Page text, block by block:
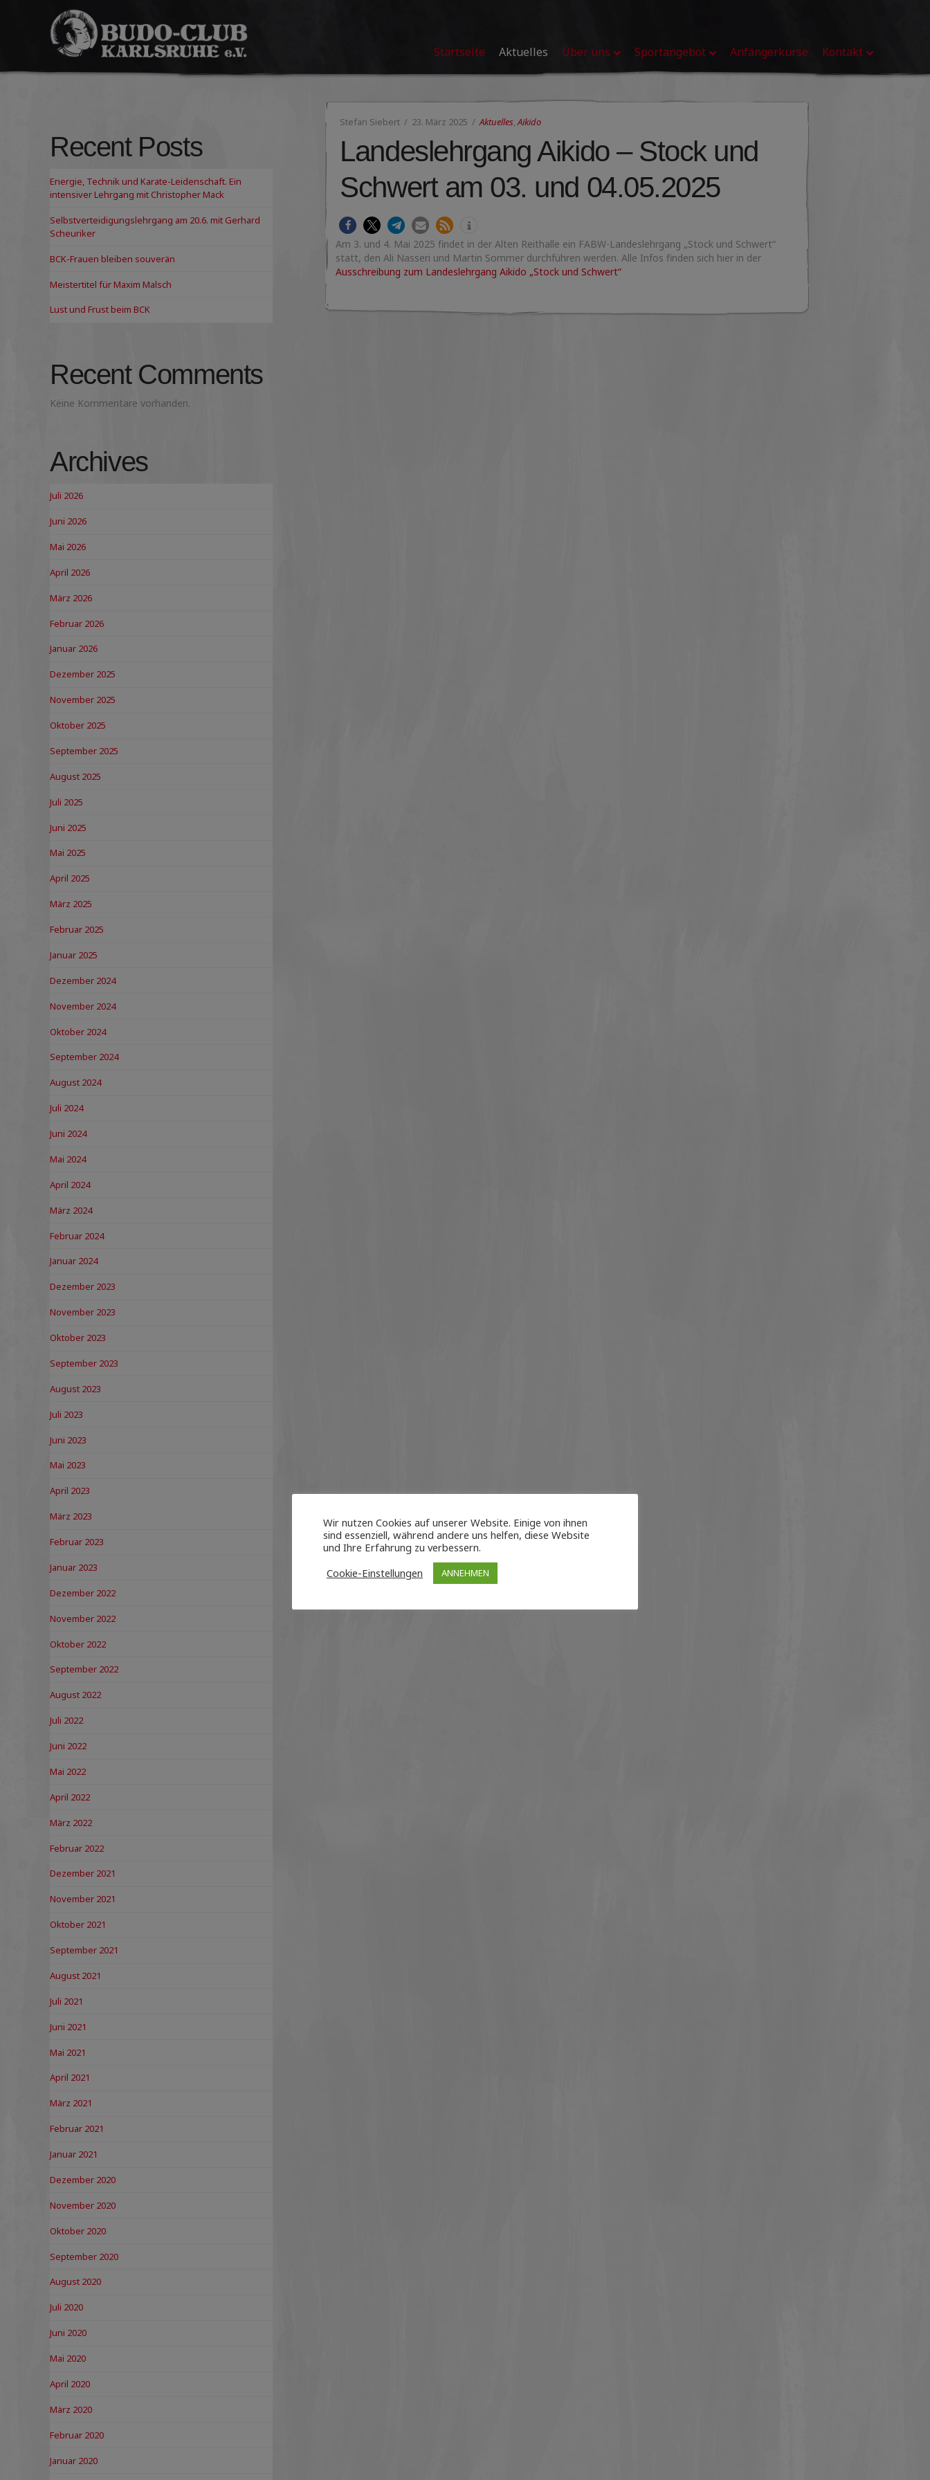
Budo-
Club
e.V.
Startseite Aktuelles Über uns Sportangebot Anfängerkurse Kontakt
Stefan Siebert 23. März 2025 Aktuelles Aikido
Landeslehrgang Aikido – Stock und
Schwert am 03. und 04.05.2025
Am 3. und 4. Mai 2025 findet in der Alten Reithalle ein FABW-Landeslehrgang „Stock und Schwert“
statt, den Ali Nasseri und Martin Sommer durchführen werden. Alle Infos finden sich hier in der
Ausschreibung zum Landeslehrgang Aikido „Stock und Schwert“
Recent Posts
Energie, Technik und Karate-Leidenschaft. Ein
intensiver Lehrgang mit Christopher Mack
Selbstverteidigungslehrgang am 20.6. mit Gerhard
Scheuriker
BCK-Frauen bleiben souverän
Meistertitel für Maxim Malsch
Lust und Frust beim BCK
Recent Comments
Keine Kommentare vorhanden.
Archives
Juli 2026
Juni 2026
Mai 2026
April 2026
März 2026
Februar 2026
Januar 2026
Dezember 2025
November 2025
Oktober 2025
September 2025
August 2025
Juli 2025
Juni 2025
Mai 2025
April 2025
März 2025
Februar 2025
Januar 2025
Dezember 2024
November 2024
Oktober 2024
September 2024
August 2024
Juli 2024
Juni 2024
Mai 2024
April 2024
März 2024
Februar 2024
Januar 2024
Dezember 2023
November 2023
Oktober 2023
September 2023
August 2023
Juli 2023
Juni 2023
Mai 2023
April 2023
März 2023
Februar 2023
Januar 2023
Dezember 2022
November 2022
Oktober 2022
September 2022
August 2022
Juli 2022
Juni 2022
Mai 2022
April 2022
März 2022
Februar 2022
Dezember 2021
November 2021
Oktober 2021
September 2021
August 2021
Juli 2021
Juni 2021
Mai 2021
April 2021
März 2021
Februar 2021
Januar 2021
Dezember 2020
November 2020
Oktober 2020
September 2020
August 2020
Juli 2020
Juni 2020
Mai 2020
April 2020
März 2020
Februar 2020
Januar 2020
Wir nutzen Cookies auf unserer Website. Einige von ihnen
sind essenziell, während andere uns helfen, diese Website
und Ihre Erfahrung zu verbessern.
Cookie-Einstellungen
ANNEHMEN